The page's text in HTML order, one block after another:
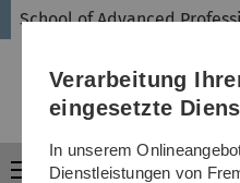
School of Advanced
Menü
Verarbeitung
eingesetzte
In unserem
Dienstleistungen von